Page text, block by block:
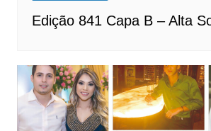
Edição 841 Capa B – Alta